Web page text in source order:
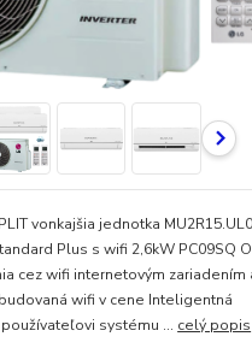
vonkajšia jednotka
Plus s wifi 2,6kW PC09SQ
cez wifi internetovým zariadením
wifi v cene Inteligentná
systému ... celý popis